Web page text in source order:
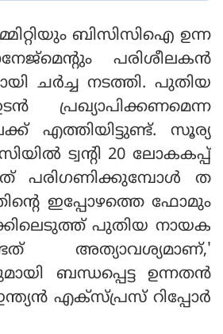
ബിസിസിഐ ഉന്ന
പരിശീലകൻ
ചർച്ച നടത്തി. പുതിയ
പ്രഖ്യാപിക്കണമെന്ന
എത്തിയിട്ടുണ്ട്. സൂര്യ
ട്വന്റി 20 ലോകകപ്പ്
പരിഗണിക്കുമ്പോൾ ത
ഇപ്പോഴത്തെ ഫോമും
പുതിയ നായക
അത്യാവശ്യമാണ്,'
ബന്ധപ്പെട്ട ഉന്നതൻ
എക്‌സ്പ്രസ് റിപ്പോർ